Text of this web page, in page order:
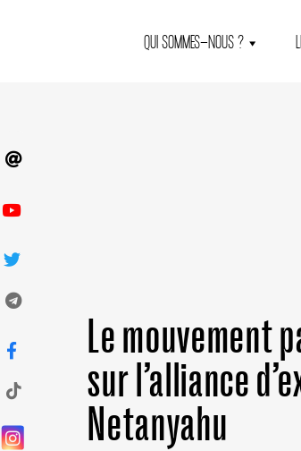
QUI SOMMES-NOUS ?
Le mouvement
sur l’alliance
Netanyahu